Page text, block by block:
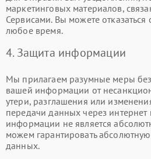
маркетинговых материалов,
Сервисами. Вы можете
любое время.
4. Защита информации
Мы прилагаем разумные меры
вашей информации от
утери, разглашения или
передачи данных через интернет
информации не является
можем гарантировать
данных.